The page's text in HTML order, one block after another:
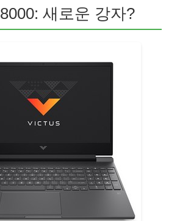
새로운 강자?